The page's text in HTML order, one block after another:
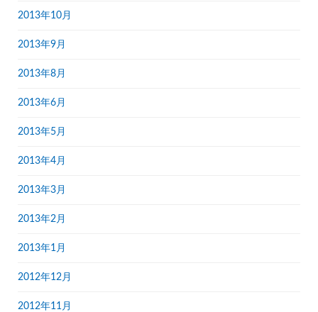
2013年10月
2013年9月
2013年8月
2013年6月
2013年5月
2013年4月
2013年3月
2013年2月
2013年1月
2012年12月
2012年11月